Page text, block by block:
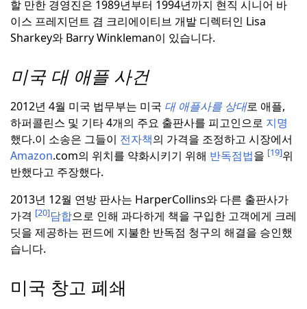
할 만한 경영진은 1989년부터 1994년까지 현직 시니어 바
이스 프레지던트 겸 크리에이티브 개발 디렉터인 Lisa
Sharkey와 Barry Winkleman이 있습니다.
미국 대 애플 사건
2012년 4월 미국 법무부는 미국 대 애플사를 상대로 애플,
하퍼콜린스 및 기타 4개의 주요 출판사를 피고인으로 지명
했다.이 소송은 그들이 전자책의 가격을 조정하고 시장에서
Amazon.com의 위치를 약화시키기 위해 반독점법을 [19]위
반했다고 주장했다.
2013년 12월 연방 판사는 HarperCollins와 다른 출판사가
가격 [20]담합으로 인해 과다하게 책을 구입한 고객에게 크레
딧을 제공하는 펀드에 지불한 반독점 청구의 해결을 승인했
습니다.
미국 창고 폐쇄